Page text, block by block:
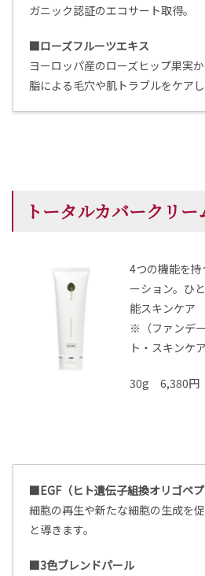
ガニック認証のエコサート取得。
■ローズフルーツエキス
ヨーロッパ産のローズヒップ果実
脂による毛穴や肌トラブルをケアし
トータルカバークリ
4つの機能を
ーション。 ひ
能スキンケア
※（ファンデ
ト・スキンケ
30g 6,380円
■EGF（ヒト遺伝子組換オリゴペプ
細胞の再生や新たな細胞の生成を
と導きます。
■3色ブレンドパール